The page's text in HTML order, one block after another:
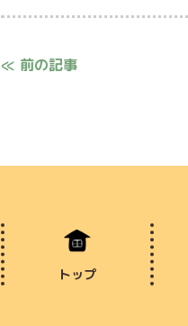
≪ 前の記事
トップ